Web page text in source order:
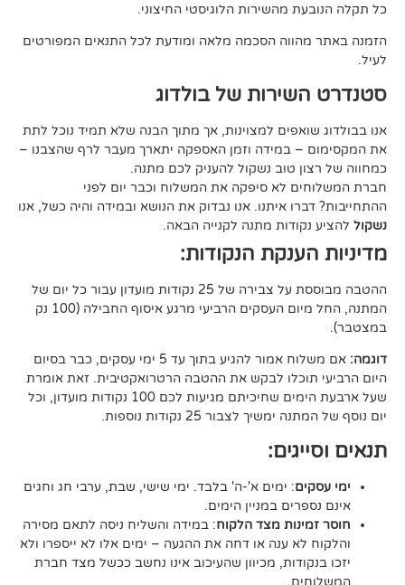
מהשירות הלוגיסטי החיצוני.
הסכמה מלאה ומודעת לכל התנאים המפורטים
של בולדוג
למצוינות, אך מתוך הבנה שלא תמיד נוכל לתת
במידה וזמן האספקה יתארך מעבר לרף שהצבנו –
טוב נשקול להעניק לכם מתנה.
לא סיפקה את המשלוח וכבר יום לפני
איתנו. אנו נבדוק את הנושא ובמידה והיה כשל, אנו
מתנה לקנייה הבאה.
הנקודות:
ההטבה מבוססת על צבירה של 25 נקודות מועדון עבור כל יום של
המתנה, החל מיום העסקים הרביעי מרגע איסוף החבילה (100 נק
אם משלוח אמור להגיע בתוך עד 5 ימי עסקים, כבר בסיום
לבקש את ההטבה הרטרואקטיבית. זאת אומרת
שעל ארבעת הימים שחיכיתם מגיעות לכם 100 נקודות מועדון, וכל
לצבור 25 נקודות נוספות.
: ימים א'-ה' בלבד. ימי שישי, שבת, ערבי חג וחגים
במניין הימים.
מצד הלקוח: במידה והשליח ניסה לתאם מסירה
ענה או דחה את ההגעה – ימים אלו לא ייספרו ולא
מכיוון שהעיכוב אינו נחשב ככשל מצד חברת